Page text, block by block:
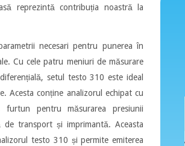
reprezintă contribuția noastră la
necesari pentru punerea în
Cu cele patru meniuri de măsurare
setul testo 310 este ideal
Acesta conține analizorul echipat cu
furtun pentru măsurarea presiunii
transport și imprimantă. Aceasta
testo 310 și permite emiterea